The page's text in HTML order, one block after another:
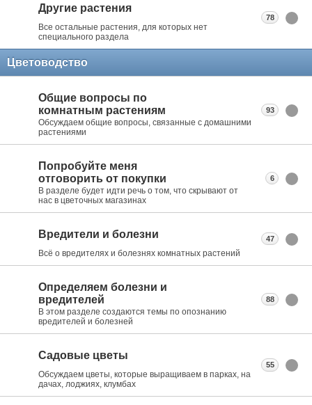
Другие растения
Все остальные растения, для которых нет
специального раздела
78
Цветоводство
Общие вопросы по
комнатным растениям
Обсуждаем общие вопросы, связанные с домашними
растениями
93
Попробуйте меня
отговорить от покупки
В разделе будет идти речь о том, что скрывают от
нас в цветочных магазинах
6
Вредители и болезни
Всё о вредителях и болезнях комнатных растений
47
Определяем болезни и
вредителей
В этом разделе создаются темы по опознанию
вредителей и болезней
88
Садовые цветы
Обсуждаем цветы, которые выращиваем в парках, на
дачах, лоджиях, клумбах
55